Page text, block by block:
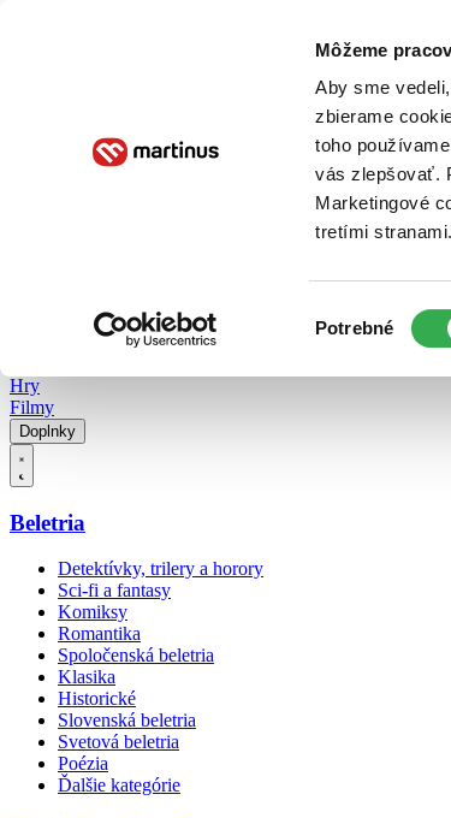
Môžeme
Aby sme
zbierame
toho
vás zlepšovať.
Marketingové
tretími
súhlasu
Potrebné
Poukážky
Hry
Filmy
Doplnky
Beletria
Detektívky, trilery a horory
Sci-fi a fantasy
Komiksy
Romantika
Spoločenská beletria
Klasika
Historické
Slovenská beletria
Svetová beletria
Poézia
Ďalšie kategórie